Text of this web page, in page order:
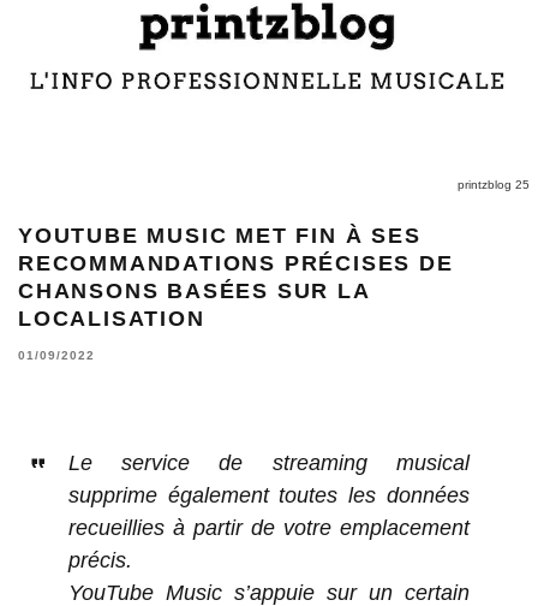
printzblog 25
YOUTUBE MUSIC MET FIN À SES
RECOMMANDATIONS PRÉCISES DE
CHANSONS BASÉES SUR LA
LOCALISATION
01/09/2022
Le service de streaming musical
supprime également toutes les données
recueillies à partir de votre emplacement
précis.
YouTube Music s’appuie sur un certain